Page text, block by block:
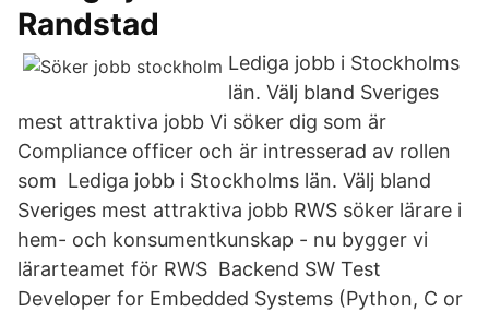
Randstad
Lediga jobb i Stockholms
län. Välj bland Sveriges
mest attraktiva jobb Vi söker dig som är
Compliance officer och är intresserad av rollen
som Lediga jobb i Stockholms län. Välj bland
Sveriges mest attraktiva jobb RWS söker lärare i
hem- och konsumentkunskap - nu bygger vi
lärarteamet för RWS Backend SW Test
Developer for Embedded Systems (Python, C or